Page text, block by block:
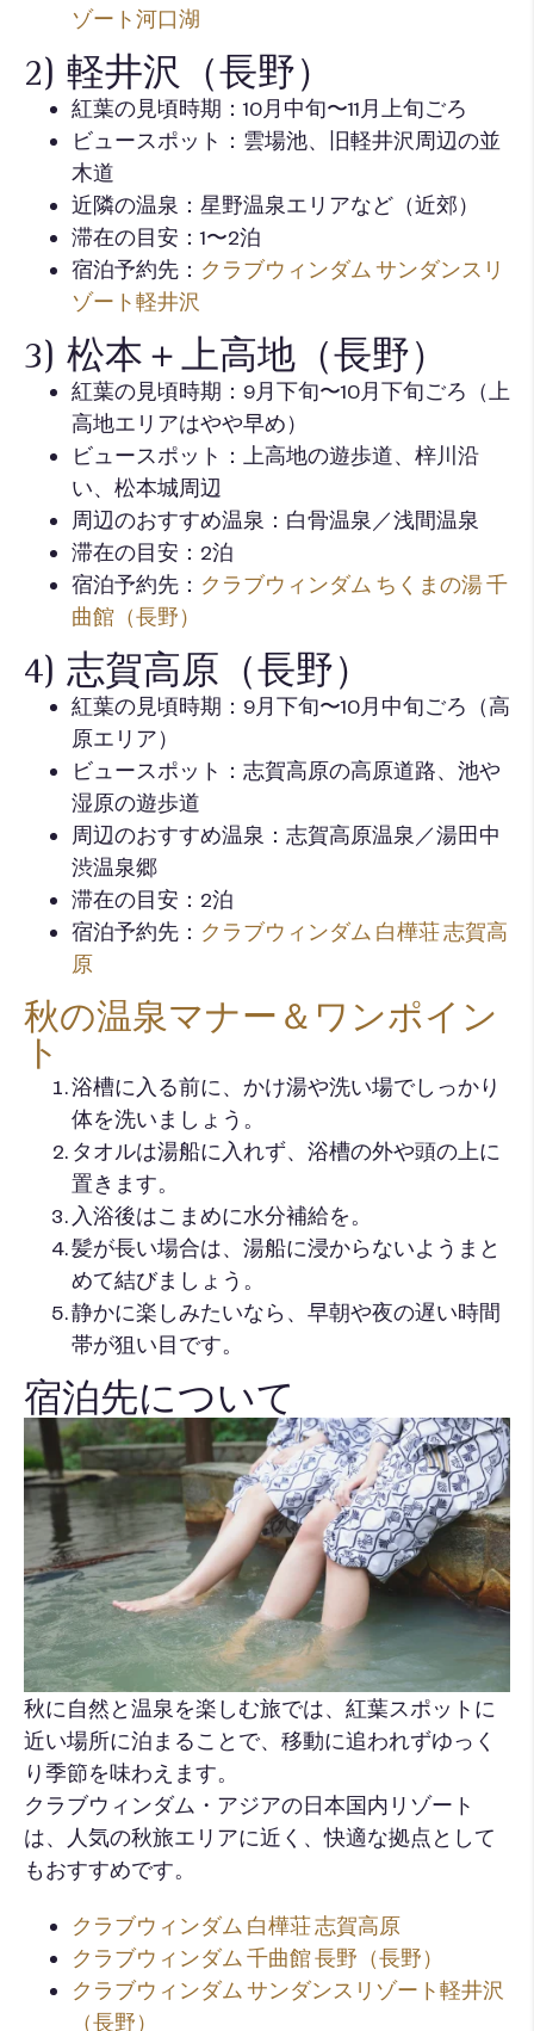
ゾート河口湖
2) 軽井沢（長野）
紅葉の見頃時期：10月中旬〜11月上旬ごろ
ビュースポット：雲場池、旧軽井沢周辺の並
木道
近隣の温泉：星野温泉エリアなど（近郊）
滞在の目安：1〜2泊
宿泊予約先： クラブウィンダム サンダンスリ
ゾート軽井沢
3) 松本＋上高地（長野）
紅葉の見頃時期：9月下旬〜10月下旬ごろ（上
高地エリアはやや早め）
ビュースポット：上高地の遊歩道、梓川沿
い、松本城周辺
周辺のおすすめ温泉：白骨温泉／浅間温泉
滞在の目安：2泊
宿泊予約先： クラブウィンダム ちくまの湯 千
曲館（長野）
4) 志賀高原（長野）
紅葉の見頃時期：9月下旬〜10月中旬ごろ（高
原エリア）
ビュースポット：志賀高原の高原道路、池や
湿原の遊歩道
周辺のおすすめ温泉：志賀高原温泉／湯田中
渋温泉郷
滞在の目安：2泊
宿泊予約先： クラブウィンダム 白樺荘 志賀高
原
秋の温泉マナー＆ワンポイン
ト
浴槽に入る前に、かけ湯や洗い場でしっかり
体を洗いましょう。
タオルは湯船に入れず、浴槽の外や頭の上に
置きます。
入浴後はこまめに水分補給を。
髪が長い場合は、湯船に浸からないようまと
めて結びましょう。
静かに楽しみたいなら、早朝や夜の遅い時間
帯が狙い目です。
宿泊先について
秋に自然と温泉を楽しむ旅では、紅葉スポットに
近い場所に泊まることで、移動に追われずゆっく
り季節を味わえます。
クラブウィンダム・アジアの日本国内リゾート
は、人気の秋旅エリアに近く、快適な拠点として
もおすすめです。
クラブウィンダム 白樺荘 志賀高原
クラブウィンダム 千曲館 長野（長野）
クラブウィンダム サンダンスリゾート軽井沢
（長野）